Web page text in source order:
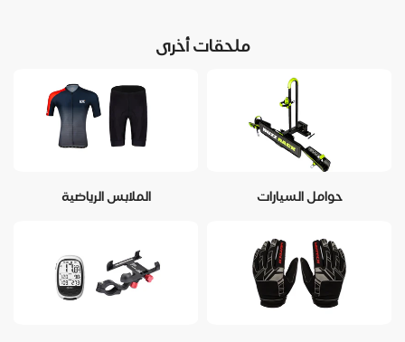
ملحقات أخرى
حوامل السيارات الملابس الرياضية